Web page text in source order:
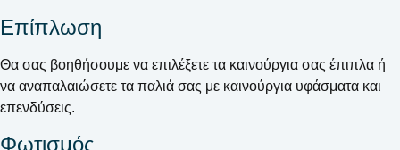
Επίπλωση
Θα σας βοηθήσουμε να επιλέξετε τα καινούργια σας έπιπλα ή
να αναπαλαιώσετε τα παλιά σας με καινούργια υφάσματα και
επενδύσεις.
Φωτισμός